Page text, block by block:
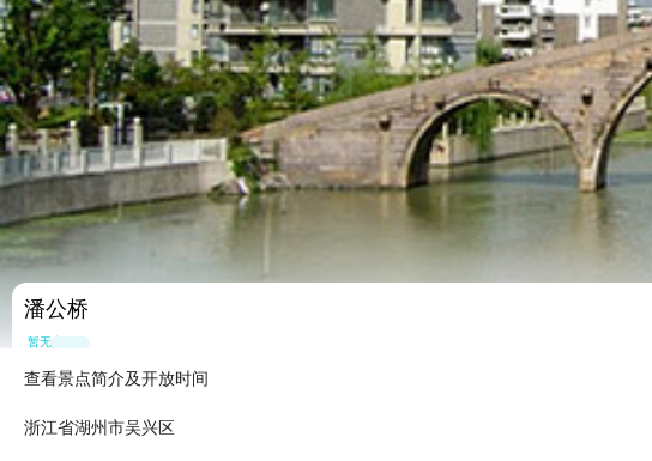
潘公桥
暂无点评
查看景点简介及开放时间
浙江省湖州市吴兴区